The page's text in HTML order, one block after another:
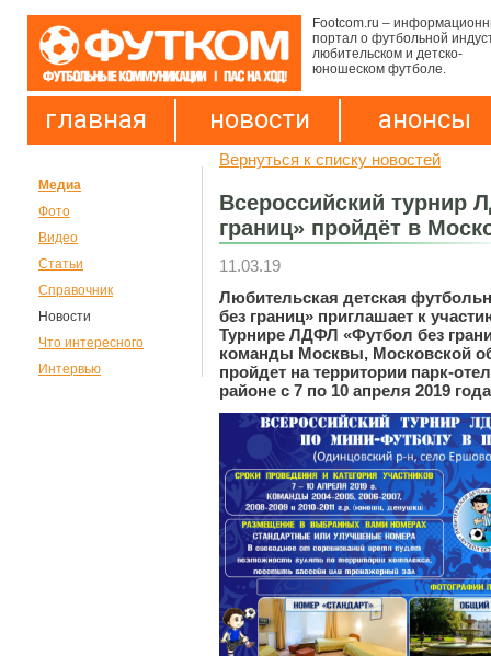
Footcom.ru –
портал о футбольной
любительском и детско-
юношеском футболе.
главная новости анонсы
Медиа
Фото
Видео
Статьи
Справочник
Новости
Что интересного
Интервью
Вернуться к списку новостей
Всероссийский турнир
границ» пройдёт в
11.03.19
Любительская детская
без границ» приглашает к
Турнире ЛДФЛ «Футбол без
команды Москвы, Московской
пройдет на территории парк-
районе с 7 по 10 апреля 2019